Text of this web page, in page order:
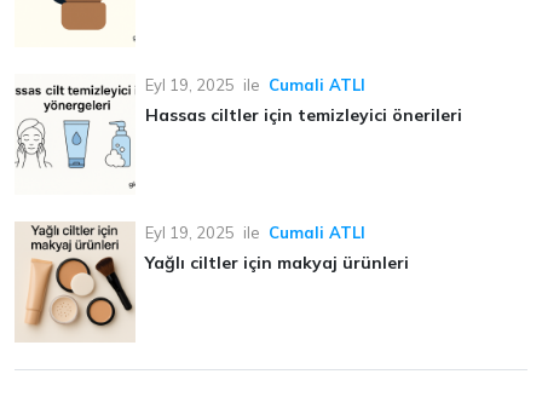
Eyl 19, 2025 ile Cumali ATLI
Hassas ciltler için temizleyici önerileri
Eyl 19, 2025 ile Cumali ATLI
Yağlı ciltler için makyaj ürünleri